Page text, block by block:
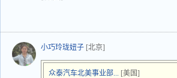
小巧玲珑妞子 [北京]
众泰汽车北美事业部... [美国]